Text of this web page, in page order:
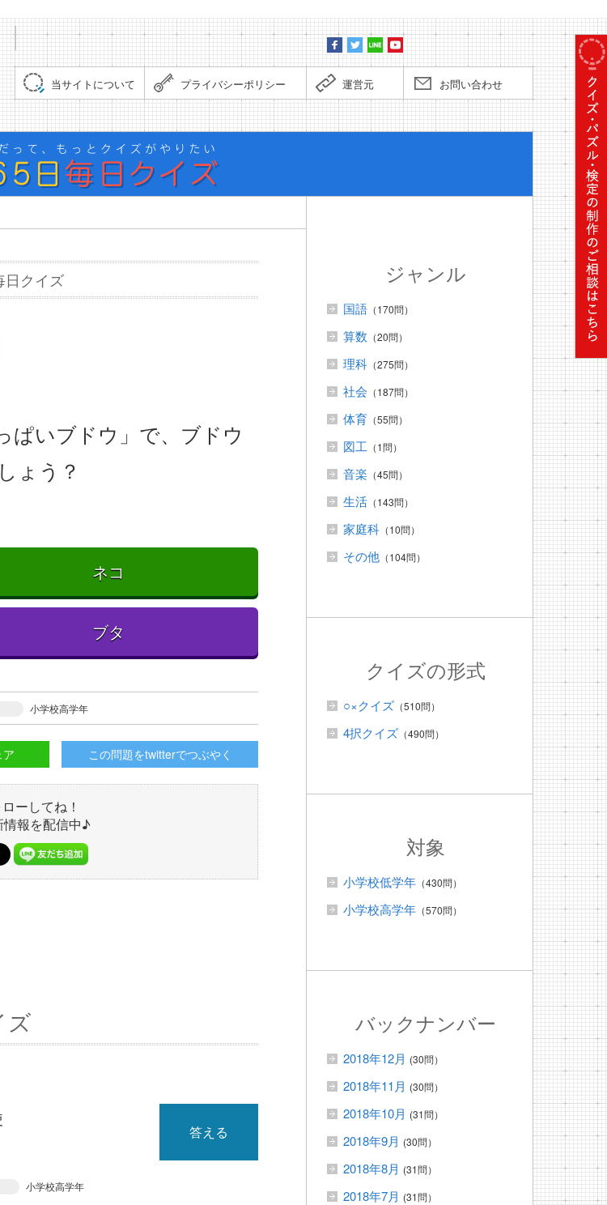
当サイトについて プライバシーポリシー 運営元 お問い合わせ
ぼくだ
日クイズ
ぱいブドウ」で、ブドウ
ょう？
ネコ
ブタ
小学校高学年
この問題をtwitterでつぶやく
ーしてね！
報を配信中♪
ズ
答える
小学校高学年
ジャンル
国語 （170問）
算数 （20問）
理科 （275問）
社会 （187問）
体育 （55問）
図工 （1問）
音楽 （45問）
生活 （143問）
家庭科 （10問）
その他 （104問）
クイズの形式
○×クイズ （510問）
4択クイズ （490問）
対象
小学校低学年 （430問）
小学校高学年 （570問）
バックナンバー
2018年12月 (30問）
2018年11月 (30問）
2018年10月 (31問）
2018年9月 (30問）
2018年8月 (31問）
2018年7月 (31問）